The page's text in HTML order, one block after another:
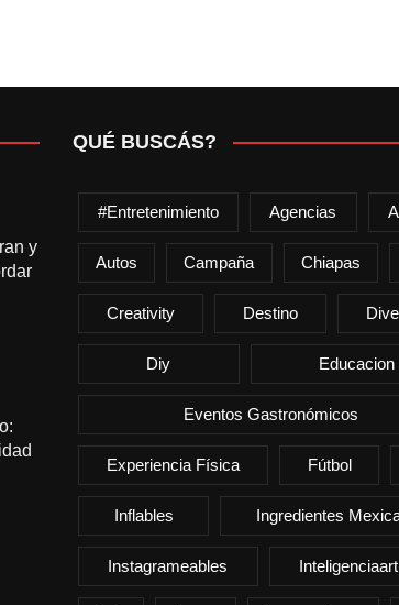
y
QUÉ BUSCÁS?
#entretenimiento Agencias
Autos Campaña Chiapas
Creativity Destino
Diy Educacion
Eventos Gastronómicos
Experiencia Física Fútbol
Inflables Ingredientes
Instagrameables